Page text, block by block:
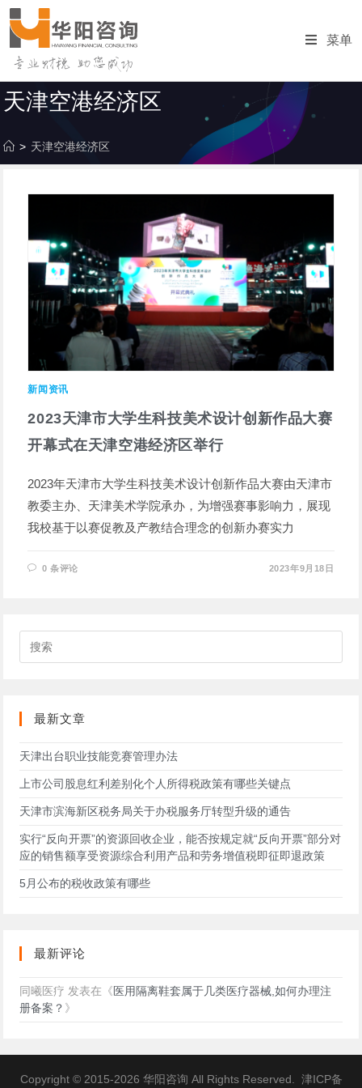
跳
转
至
容
菜单
天津空港经济区
> 天津空港经济区
新闻资讯
2023天津市大学生科技美术设计创新作品大赛
开幕式在天津空港经济区举行
2023年天津市大学生科技美术设计创新作品大赛由天津市
教委主办、天津美术学院承办，为增强赛事影响力，展现
我校基于以赛促教及产教结合理念的创新办赛实力
0 条评论 2023年9月18日
最新文章
天津出台职业技能竞赛管理办法
上市公司股息红利差别化个人所得税政策有哪些关键点
天津市滨海新区税务局关于办税服务厅转型升级的通告
实行“反向开票”的资源回收企业，能否按规定就“反向开票”部分对
应的销售额享受资源综合利用产品和劳务增值税即征即退政策
5月公布的税收政策有哪些
最新评论
同曦医疗 发表在《医用隔离鞋套属于几类医疗器械,如何办理注
册备案？ 》
Copyright © 2015-2026 华阳咨询 All Rights Reserved. 津ICP备